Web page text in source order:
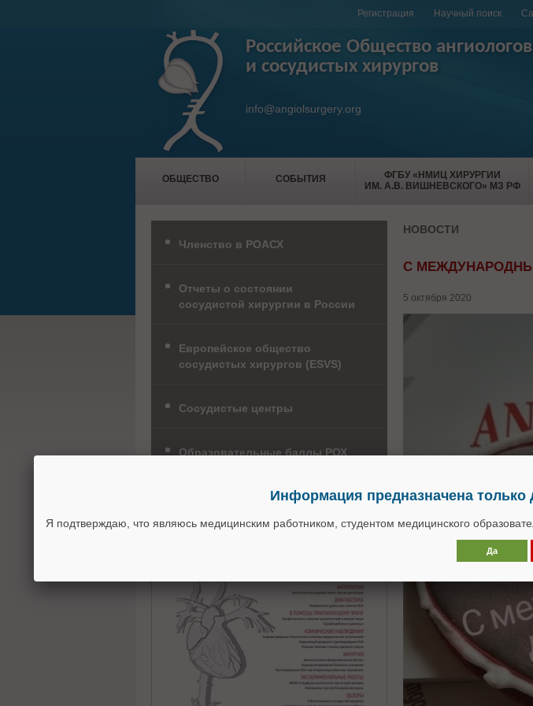
Регистрация Научный поиск
Российское Общество ангиологов
и сосудистых хирургов
info@angiolsurgery.org
ОБЩЕСТВО СОБЫТИЯ
ФГБУ «НМИЦ ХИРУРГИИ
ИМ. А.В. ВИШНЕВСКОГО» МЗ РФ
НОВОСТИ
С
5 октября 2020
Членство в РОАСХ
Отчеты о состоянии
сосудистой хирургии в России
Европейское общество
сосудистых хирургов (ESVS)
Сосудистые центры
Образовательные баллы РОХ
Информация предназначена только
Я подтверждаю, что являюсь медицинским работником, студентом медицинского
Да